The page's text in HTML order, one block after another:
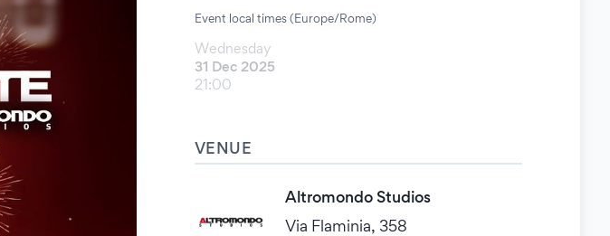
Event local times (Europe/Rome)
Wednesday
31 Dec 2025
21:00
VENUE
Altromondo Studios
Via Flaminia, 358